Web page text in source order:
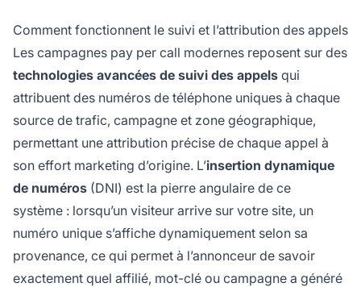
Comment fonctionnent le suivi et l’attribution des appels
Les campagnes pay per call modernes reposent sur des
technologies avancées de suivi des appels qui
attribuent des numéros de téléphone uniques à chaque
source de trafic, campagne et zone géographique,
permettant une attribution précise de chaque appel à
son effort marketing d’origine. L’insertion dynamique
de numéros (DNI) est la pierre angulaire de ce
système : lorsqu’un visiteur arrive sur votre site, un
numéro unique s’affiche dynamiquement selon sa
provenance, ce qui permet à l’annonceur de savoir
exactement quel affilié, mot-clé ou campagne a généré